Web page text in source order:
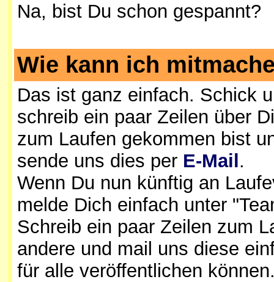
Na, bist Du schon gespannt?
Wie kann ich
Das ist ganz einfach. Schick
schreib ein paar Zeilen über
zum Laufen gekommen bist
sende uns dies per E-Mail .
Wenn Du nun künftig an
melde Dich einfach unter
Schreib ein paar Zeilen zum
andere und mail uns diese
für alle veröffentlichen